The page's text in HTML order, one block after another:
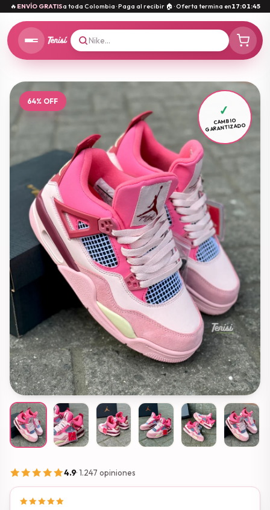
🔥 ENVÍO GRATISa toda Colombia · Paga al recibir 🏠 · Oferta termina en17:01:43
64% OFF
✓
CAMBIO
GARANTIZADO
4.9· 1.247 opiniones